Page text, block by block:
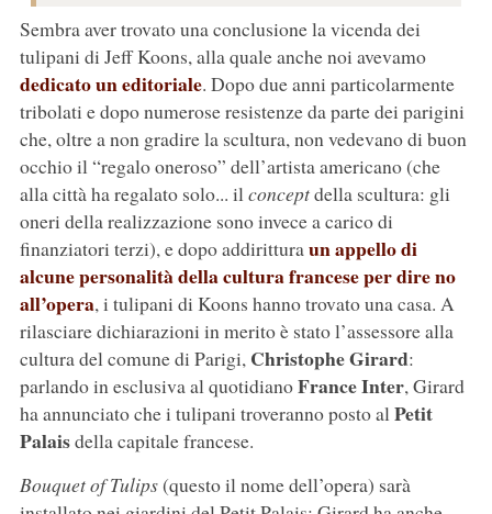
Sembra aver trovato una conclusione la vicenda dei
tulipani di Jeff Koons, alla quale anche noi avevamo
dedicato un editoriale. Dopo due anni particolarmente
tribolati e dopo numerose resistenze da parte dei parigini
che, oltre a non gradire la scultura, non vedevano di buon
occhio il “regalo oneroso” dell’artista americano (che
alla città ha regalato solo... ilconceptdella scultura: gli
oneri della realizzazione sono invece a carico di
finanziatori terzi), e dopo addiritturaun appello di
alcune personalità della cultura francese per dire no
all’opera, i tulipani di Koons hanno trovato una casa. A
rilasciare dichiarazioni in merito è stato l’assessore alla
cultura del comune di Parigi, Christophe Girard:
parlando in esclusiva al quotidianoFrance Inter, Girard
ha annunciato che i tulipani troveranno posto alPetit
Palaisdella capitale francese.
Bouquet of Tulips(questo il nome dell’opera) sarà